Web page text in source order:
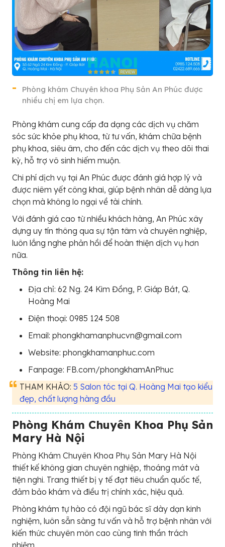
Phòng khám Chuyên khoa Phụ Sản An Phúc được
nhiều chị em lựa chọn.
Phòng khám cung cấp đa dạng các dịch vụ chăm
sóc sức khỏe phụ khoa, từ tư vấn, khám chữa bệnh
phụ khoa, siêu âm, cho đến các dịch vụ theo dõi thai
kỳ, hỗ trợ vô sinh hiếm muộn.
Chi phí dịch vụ tại An Phúc được đánh giá hợp lý và
được niêm yết công khai, giúp bệnh nhân dễ dàng lựa
chọn mà không lo ngại về tài chính.
Với đánh giá cao từ nhiều khách hàng, An Phúc xây
dựng uy tín thông qua sự tận tâm và chuyên nghiệp,
luôn lắng nghe phản hồi để hoàn thiện dịch vụ hơn
nữa.
Thông tin liên hệ:
Địa chỉ: 62 Ng. 24 Kim Đồng, P. Giáp Bát, Q.
Hoàng Mai
Điện thoại: 0985 124 508
Email: phongkhamanphucvn@gmail.com
Website: phongkhamanphuc.com
Fanpage: FB.com/phongkhamAnPhuc
THAM KHẢO: 5 Salon tóc tại Q. Hoàng Mai tạo kiểu
đẹp, chất lượng hàng đầu
Phòng Khám Chuyên Khoa Phụ Sản
Mary Hà Nội
Phòng Khám Chuyên Khoa Phụ Sản Mary Hà Nội
thiết kế không gian chuyên nghiệp, thoáng mát và
tiện nghi. Trang thiết bị y tế đạt tiêu chuẩn quốc tế,
đảm bảo khám và điều trị chính xác, hiệu quả.
Phòng khám tự hào có đội ngũ bác sĩ dày dạn kinh
nghiệm, luôn sẵn sàng tư vấn và hỗ trợ bệnh nhân với
kiến thức chuyên môn cao cùng tinh thần trách